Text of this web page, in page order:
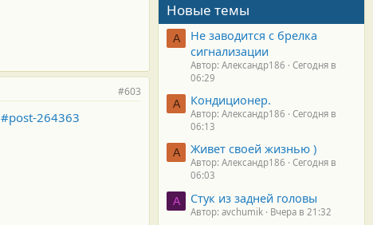
#603
264363
Новые темы
А
Не заводится с брелка
сигнализации
Автор: Александр186
Сегодня в
06:29
А Кондиционер.
Автор: Александр186
Сегодня в
06:13
А Живет своей жизнью )
Автор: Александр186
Сегодня в
06:03
A Стук из задней головы
Автор: avchumik Вчера в 21:32